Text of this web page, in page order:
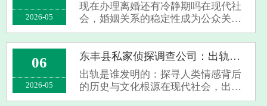
解析相关···
2026-05
现在办理离婚还有冷静期吗在现代社
会，婚姻关系的稳定性成为公众关注
的焦点。随着法律制度的不断完善，
许多地区引入了“冷静期”制度，以减
少冲动离婚带来的负面影响。那
么，“现在办理离婚还有冷静期
吗？”这个问题···
06
2026-05
东丰县私家侦探调查公司：出轨是谁发明的
出轨是谁发明的：探寻人类情感背后
的历史与文化根源在现代社会，出轨
已成为一个备受关注的话题，无论是